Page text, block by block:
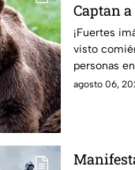
Captan a
VIDEO
¡Fuertes
visto
personas
se ha vuelto
agosto 06,